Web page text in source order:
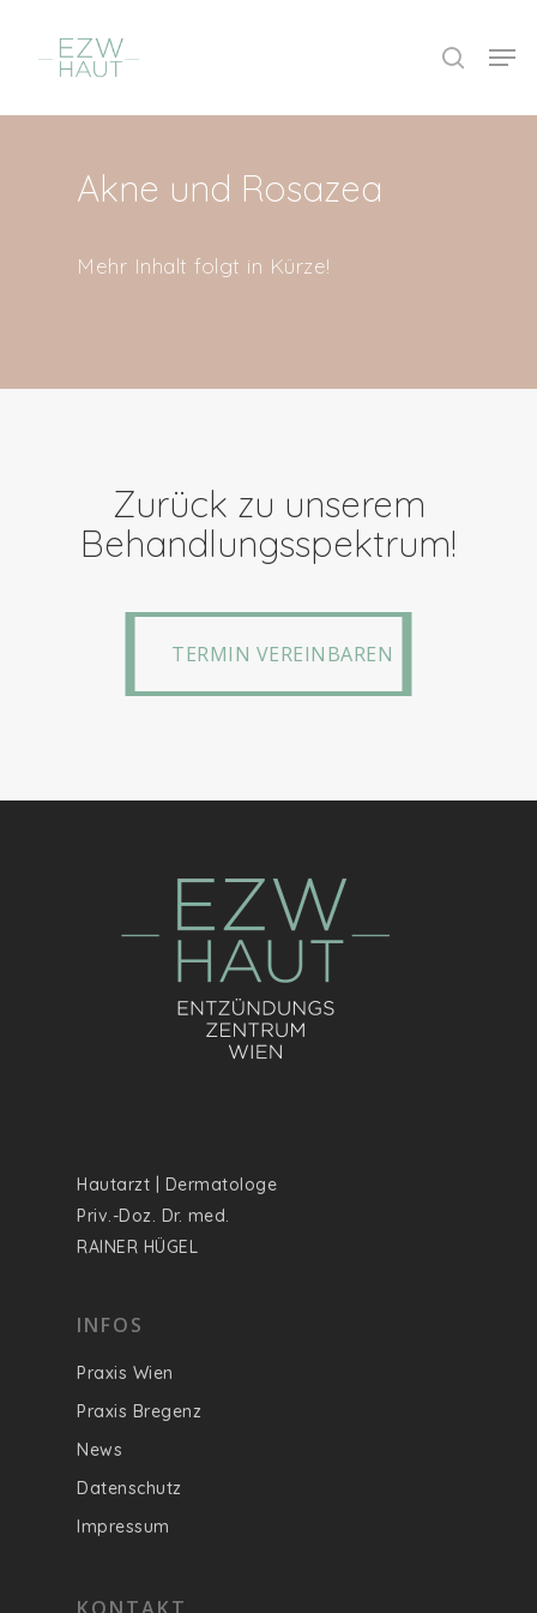
Akne und Rosazea
Mehr Inhalt folgt in Kürze!
Zurück zu unserem
Behandlungsspektrum!
TERMIN VEREINBAREN
TERMIN VEREINBAREN
Hautarzt | Dermatologe
Priv.-Doz. Dr. med.
RAINER HÜGEL
INFOS
Praxis Wien
Praxis Bregenz
News
Datenschutz
Impressum
Praxis Bregenz
Haut & Gelenke
Team